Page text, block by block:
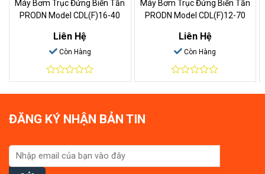
Máy Bơm Trục Đứng Biến Tần
PRODN Model CDL(F)16-40
Liên Hệ
Còn Hàng
0
out
Máy Bơm Trục Đứng Biến Tần
PRODN Model CDL(F)12-70
Liên Hệ
Còn Hàng
0
out
ĐĂNG KÝ NHẬN BẢN TIN